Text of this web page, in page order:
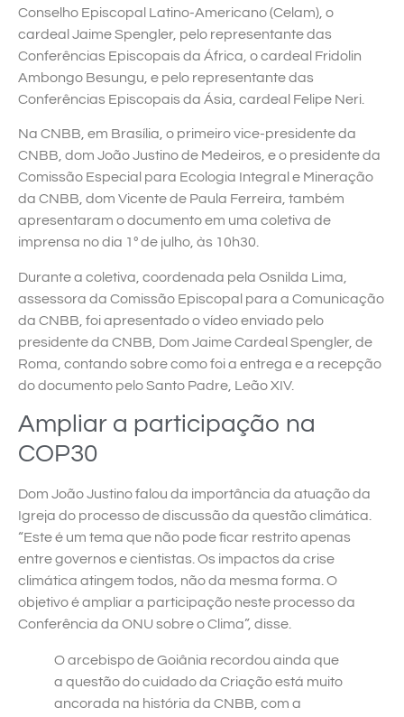
Conselho Episcopal Latino-Americano (Celam), o
cardeal Jaime Spengler, pelo representante das
Conferências Episcopais da África, o cardeal Fridolin
Ambongo Besungu, e pelo representante das
Conferências Episcopais da Ásia, cardeal Felipe Neri.
Na CNBB, em Brasília, o primeiro vice-presidente da
CNBB, dom João Justino de Medeiros, e o presidente da
Comissão Especial para Ecologia Integral e Mineração
da CNBB, dom Vicente de Paula Ferreira, também
apresentaram o documento em uma coletiva de
imprensa no dia 1º de julho, às 10h30.
Durante a coletiva, coordenada pela Osnilda Lima,
assessora da Comissão Episcopal para a Comunicação
da CNBB, foi apresentado o vídeo enviado pelo
presidente da CNBB, Dom Jaime Cardeal Spengler, de
Roma, contando sobre como foi a entrega e a recepção
do documento pelo Santo Padre, Leão XIV.
Ampliar a participação na
COP30
Dom João Justino falou da importância da atuação da
Igreja do processo de discussão da questão climática.
“Este é um tema que não pode ficar restrito apenas
entre governos e cientistas. Os impactos da crise
climática atingem todos, não da mesma forma. O
objetivo é ampliar a participação neste processo da
Conferência da ONU sobre o Clima”, disse.
O arcebispo de Goiânia recordou ainda que
a questão do cuidado da Criação está muito
ancorada na história da CNBB, com a